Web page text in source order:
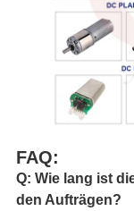
FAQ:
Q: Wie lang ist
den Aufträgen?